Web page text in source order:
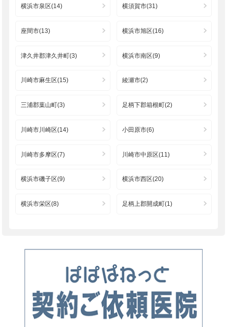
横浜市泉区(14) 横須賀市(31)
座間市(13) 横浜市旭区(16)
津久井郡津久井町(3) 横浜市南区(9)
川崎市麻生区(15) 綾瀬市(2)
三浦郡葉山町(3) 足柄下郡箱根町(2)
川崎市川崎区(14) 小田原市(6)
川崎市多摩区(7) 川崎市中原区(11)
横浜市磯子区(9) 横浜市西区(20)
横浜市栄区(8) 足柄上郡開成町(1)